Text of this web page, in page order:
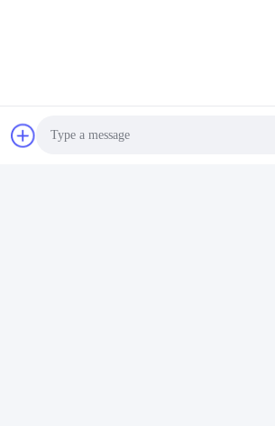
Batterie-Zelle 3.2V 3300mAh LiFePO4